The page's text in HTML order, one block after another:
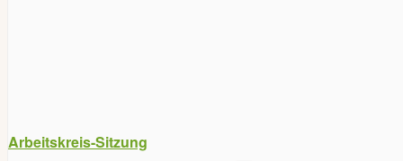
Arbeitskreis-Sitzung